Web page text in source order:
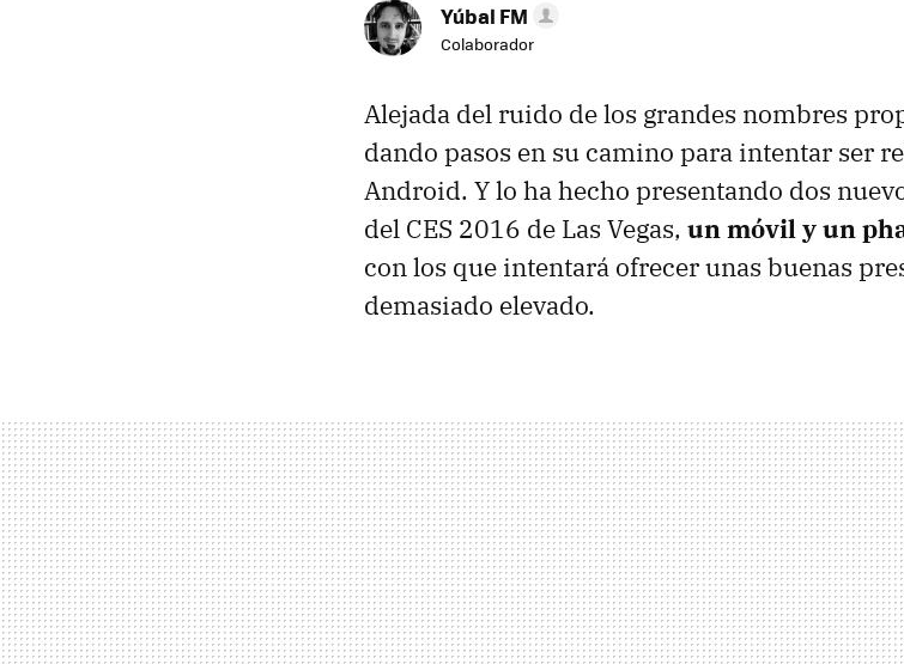
Yúbal FM
Colaborador
Alejada del ruido de los grandes nombres
dando pasos en su camino para intentar ser
Android. Y lo ha hecho presentando dos
del CES 2016 de Las Vegas, un móvil y un
con los que intentará ofrecer unas buenas
demasiado elevado.